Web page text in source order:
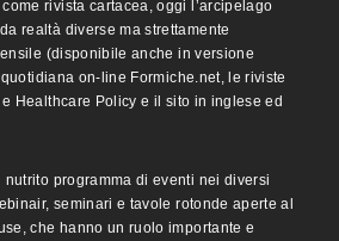
rivista cartacea, oggi l’arcipelago
realtà diverse ma strettamente
(disponibile anche in versione
on-line Formiche.net, le riviste
Healthcare Policy e il sito in inglese ed
nutrito programma di eventi nei diversi
seminari e tavole rotonde aperte al
che hanno un ruolo importante e